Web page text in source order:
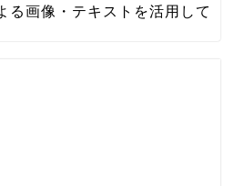
画像・テキストを活用して